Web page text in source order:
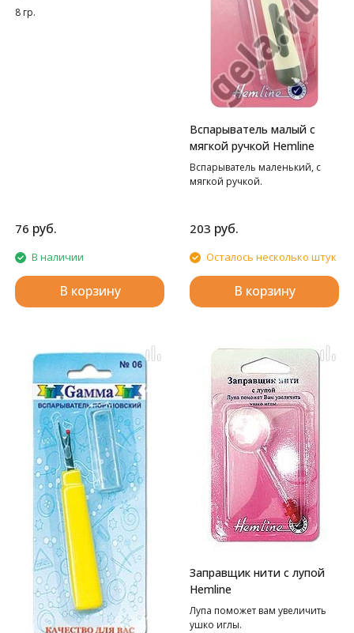
8 гр.
76 руб.
В наличии
В корзину
Вспарыватель малый с
мягкой ручкой Hemline
Вспарыватель маленький, с
мягкой ручкой.
203 руб.
Осталось несколько штук
В корзину
Заправщик нити с лупой
Hemline
Лупа поможет вам увеличить
ушко иглы.